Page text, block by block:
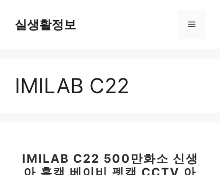
실생활정보 메
IMILAB C22
IMILAB C22 500만화소 신생